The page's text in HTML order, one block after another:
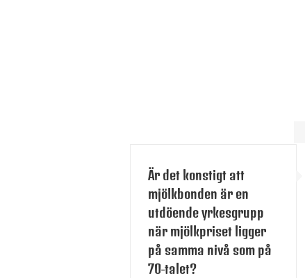
Är det konstigt att
mjölkbonden är en
utdöende yrkesgrupp
när mjölkpriset ligger
på samma nivå som på
70-talet?